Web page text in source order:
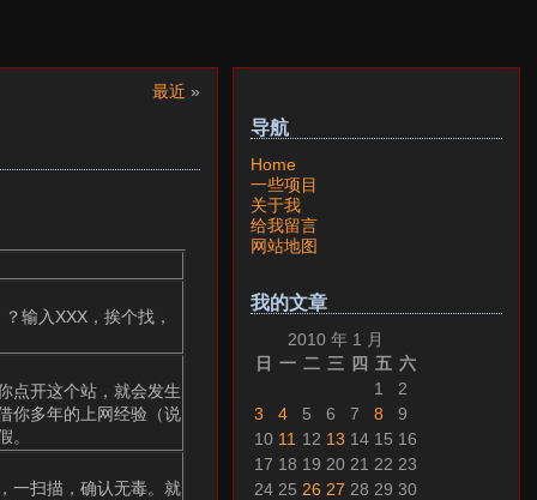
最近 »
输入XXX，挨个找，
点开这个站，就会发生
你多年的上网经验（说
。
一扫描，确认无毒。就
导航
Home
一些项目
关于我
给我留言
网站地图
我的文章
2010 年 1 月
日 一 二 三 四 五 六
1
2
3
4 5 6 7 8
9
10 11 12 13 14 15 16
17 18 19 20 21 22 23
24 25 26 27 28 29 30